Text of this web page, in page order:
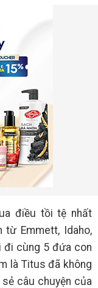
điều tồi tệ nhất
Emmett, Idaho,
đi cùng 5 đứa con
là Titus đã không
câu chuyện của